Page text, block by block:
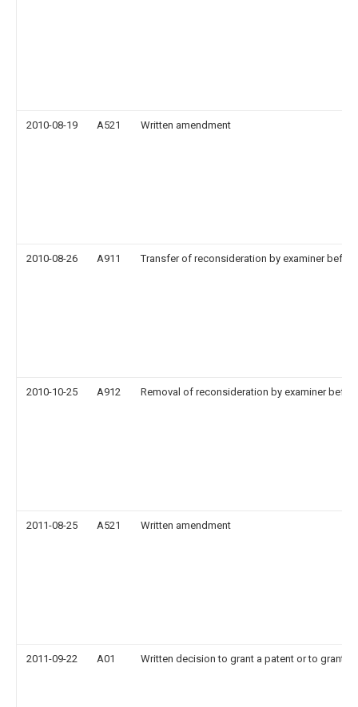
2010-08-19 A521 Written amendment
2010-08-26 A911 Transfer of reconsideration by examiner
2010-10-25 A912 Removal of reconsideration by examiner
2011-08-25 A521 Written amendment
2011-09-22 A01 Written decision to grant a patent or to grant a